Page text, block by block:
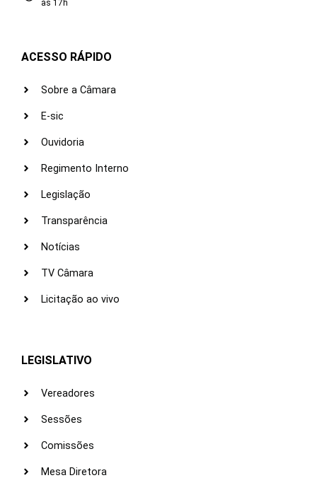
às 17h
ACESSO RÁPIDO
Sobre a Câmara
E-sic
Ouvidoria
Regimento Interno
Legislação
Transparência
Notícias
TV Câmara
Licitação ao vivo
LEGISLATIVO
Vereadores
Sessões
Comissões
Mesa Diretora